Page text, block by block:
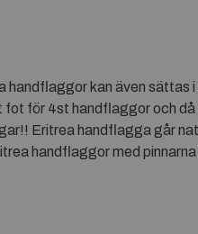
handflaggor kan även
för 4st handflaggor och då
Eritrea handflagga går
handflaggor med pinnarna